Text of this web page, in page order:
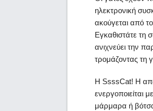
ηλεκτρονική
ακούγεται από
Εγκαθιστάτε τη
ανιχνεύει την
τρομάζοντας τη
Η SsssCat! Η
ενεργοποιείται
μάρμαρα ή